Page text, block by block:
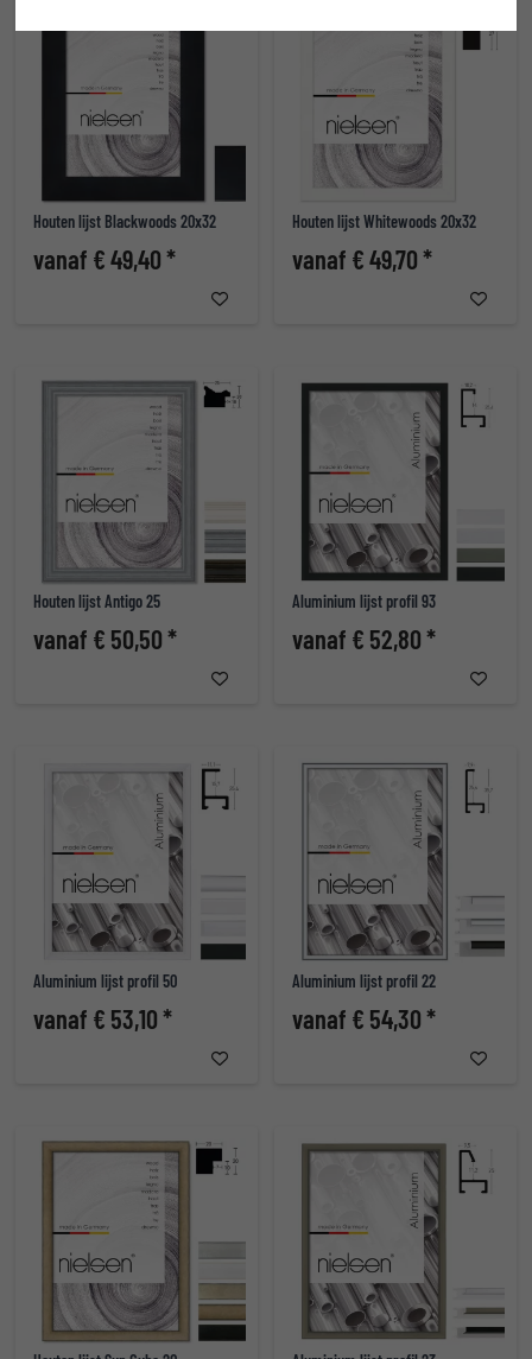
Houten lijst Blackwoods 20x32
vanaf € 49,40 *
Houten lijst Whitewoods 20x32
vanaf € 49,70 *
Houten lijst Antigo 25
vanaf € 50,50 *
Aluminium lijst profil 93
vanaf € 52,80 *
Aluminium lijst profil 50
vanaf € 53,10 *
Aluminium lijst profil 22
vanaf € 54,30 *